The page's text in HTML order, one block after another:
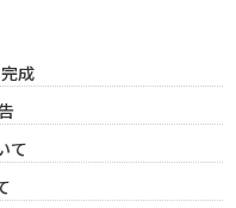
成
て